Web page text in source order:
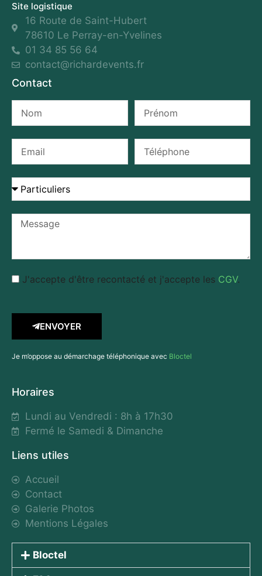
Site logistique
16 Route de Saint-Hubert
78610 Le Perray-en-Yvelines
01 34 85 56 64
contact@richardevents.fr
Contact
J'accepte d'être recontacté et j'accepte les CGV.
ENVOYER
Je m’oppose au démarchage téléphonique avec Bloctel
Horaires
Lundi au Vendredi : 8h à 17h30
Fermé le Samedi & Dimanche
Liens utiles
Accueil
Contact
Galerie Photos
Mentions Légales
Bloctel